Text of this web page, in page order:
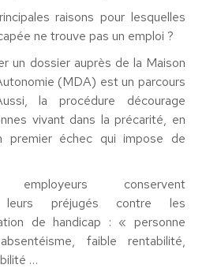
raisons pour lesquelles
ne trouve pas un emploi ?
un dossier auprès de la Maison
(MDA) est un parcours
la procédure décourage
vivant dans la précarité, en
premier échec qui impose de
conservent
leurs préjugés contre les
de handicap : « personne
faible rentabilité,
…